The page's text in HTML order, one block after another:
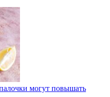
могут повышать